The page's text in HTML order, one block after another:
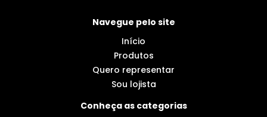
Navegue pelo site
Início
Produtos
Quero representar
Sou lojista
Conheça as categorias